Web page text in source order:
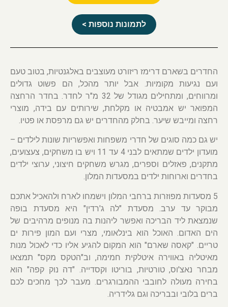
לתמונות נוספות >
החדרים בשארם דרימז ריזורט מעוצבים באלגנטיות, בטוב טעם
ועם נגיעות מקומיות. אבל יותר מהכל, הם פשוט גדולים
ומרווחים, ומתחילים מגודל של 32 מ"ר לחדר. בחדר הרחצה
המפואר יש אמבטיה או מקלחת, שירותים עם בידה, מוצרי
רחצה ומייבש שיער. בחלק מהחדרים יש גם מרפסת או פטיו.
יש גם כמה סוגים של חדרי משפחות ואפשריות שונות לילדים –
מועדון ילדים שמתאים לבני 4 עד 11 ויש בו משחקים, צעצועים,
מתקנים, פאזלים וספרים, מגרש משחקים חיצוני, ערוצי ילדים
בחדרים וארוחות ילדים במסעדות המלון.
5 מסעדות מפוזרות ברחבי המלון וישמחו לארח ולהאכיל אתכם
מבוקר עד ערב. מסעדת "לה ג'רדין" היא מסעדת בופה
שנמצאת ליד הבריכה ואפשר ליהנות בה מנופים מרהיבים של
הים האדום. האוכל הוא בינלאומי, מצרי ועם המון פירות ים
טריים. "קאסה שארם" הוא המקום להגיע אליו כדי לאכול מנות
מאיטליה באווירה איטלקית חמימה, וב"הטקס מקס" תמצאו
מבחר נאצ'וס, טורטיות, בוריטו וקסדייה. "דה נוק קפה" הוא
בחירה מעולה לחובבי ההמבורגרים. מעבר לכך מחכים לכם
ברים בלובי ובבריכה וגם גלידריה.